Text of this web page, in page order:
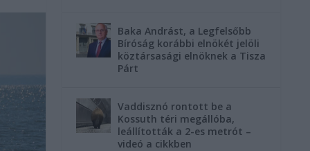
Baka Andrást, a Legfelsőbb
Bíróság korábbi elnökét jelöli
köztársasági elnöknek a Tisza
Párt
Vaddisznó rontott be a
Kossuth téri megállóba,
leállították a 2-es metrót –
videó a cikkben